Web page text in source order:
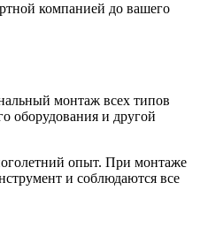
компанией до вашего
монтаж всех типов
оборудования и другой
опыт. При монтаже
и соблюдаются все